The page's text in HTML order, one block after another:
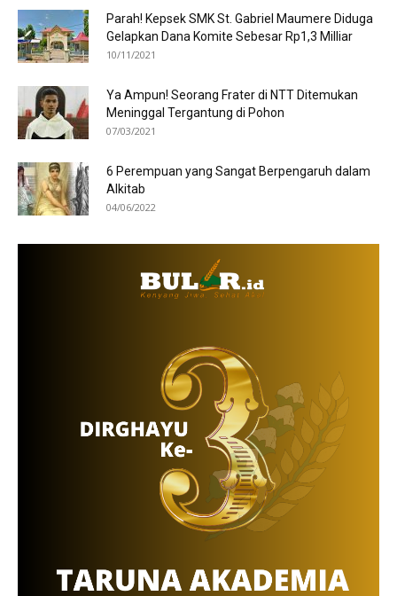
Parah! Kepsek SMK St. Gabriel Maumere Diduga
Gelapkan Dana Komite Sebesar Rp1,3 Milliar
10/11/2021
Ya Ampun! Seorang Frater di NTT Ditemukan
Meninggal Tergantung di Pohon
07/03/2021
6 Perempuan yang Sangat Berpengaruh dalam
Alkitab
04/06/2022